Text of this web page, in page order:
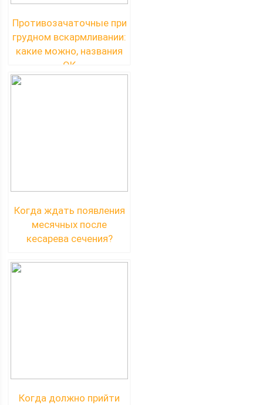
Противозачаточные при
грудном вскармливании:
какие можно, названия
ОК
Когда ждать появления
месячных после
кесарева сечения?
Когда должно прийти